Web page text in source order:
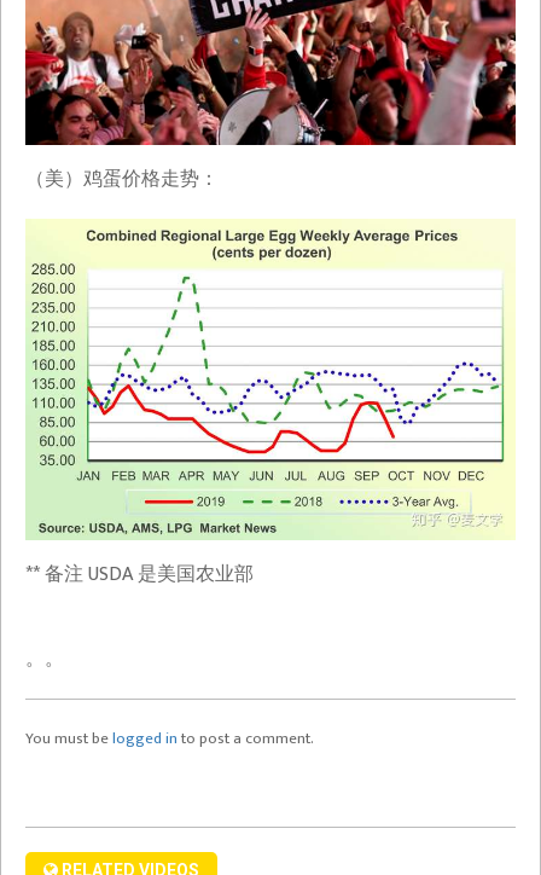
（美）鸡蛋价格走势：
** 备注 USDA 是美国农业部
。。
You must belogged into post a comment.
RELATED VIDEOS
Free
Recorder
从
零
开
始
建
的
ABSOFUNKINGLUTELY
Windows
wxAXpro
AirPlay/HomePod
Player/Sender
频
发